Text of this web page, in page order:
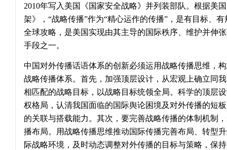
2010年写入美国《国家安全战略》并列装部队。根据美
架》，“战略传播”作为“精心运作的传播”，是有目标、
全球攻略，是美国实现由其主导的国际秩序、维护并伸
手段之一。
中国对外传播话语体系的创新必须运用战略传播思维，
战略传播体系。首先，加强顶层设计，从宏观上确立同
相匹配的战略目标，以战略目标统领全局。科学的顶层
权格局，认清我国面临的国际舆论困境及对外传播的短
的关联与搭载能力。其次，要完善战略传播的体制机制
播布局。用战略传播思维推动国际传播完善布局、转型
际战略环境，及时动态调整对外传播的目标与策略，保